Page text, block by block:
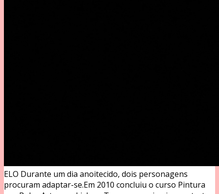
ELO Durante um dia anoitecido, dois personagens
procuram adaptar-se.Em 2010 concluiu o curso Pintura